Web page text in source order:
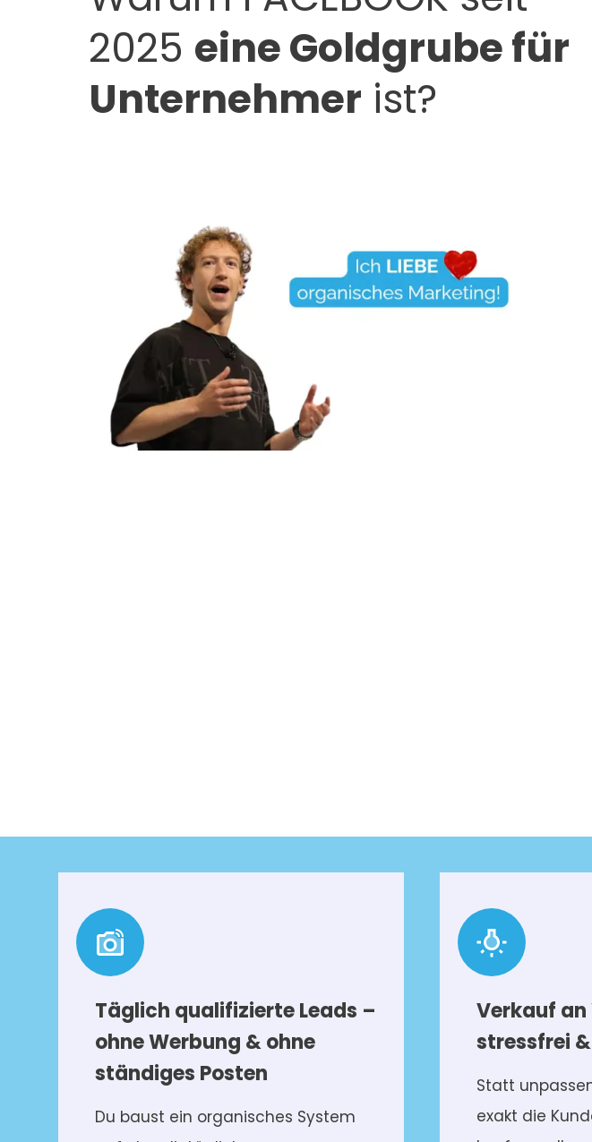
2025 eine Goldgrube für
Unternehmer ist?
Täglich qualifizierte Leads –
ohne Werbung & ohne
ständiges Posten
Du baust ein organisches System
Verkauf
stressfrei
Statt
exakt die